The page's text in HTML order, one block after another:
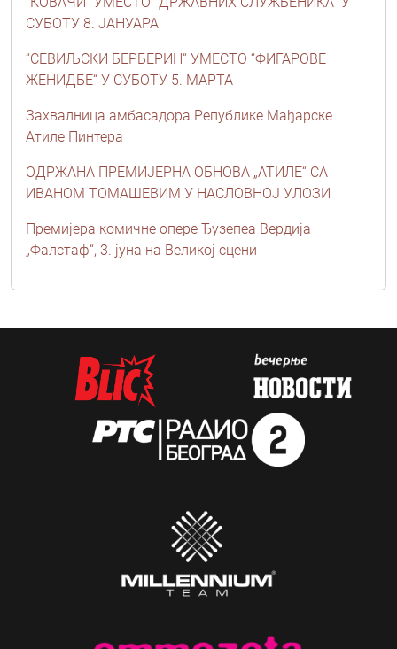
СУБОТУ 8. ЈАНУАРА
“СЕВИЉСКИ БЕРБЕРИН“ УМЕСТО “ФИГАРОВЕ
ЖЕНИДБЕ“ У СУБОТУ 5. МАРТА
Захвалница амбасадора Републике Мађарске
Атиле Пинтера
ОДРЖАНА ПРЕМИЈЕРНА ОБНОВА „АТИЛЕ“ СА
ИВАНОМ ТОМАШЕВИМ У НАСЛОВНОЈ УЛОЗИ
Премијера комичне опере Ђузепеа Вердија
„Фалстаф“, 3. јуна на Великој сцени